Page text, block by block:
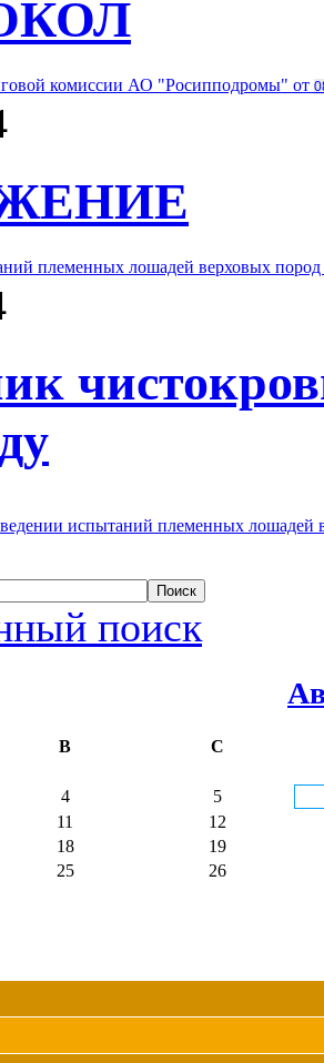
комиссии АО "Росипподромы" от
племенных лошадей верховых
испытаний племенных лошадей
поиск
В С
4
5
11
12
18
19
25
26